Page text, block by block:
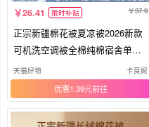
26.41 限时补贴 37.9
正宗新疆棉花被夏凉被2026新款
可机洗空调被全棉纯棉宿舍单人
夏被
天猫好物 卡莫妮
优惠1.39元